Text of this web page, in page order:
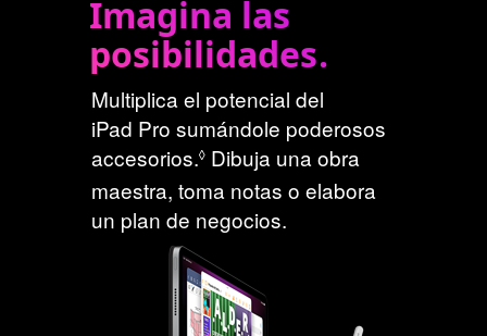
e
g
a
l
e
s
Imagina las
posibilidades.
Multiplica el potencial del
iPad Pro sumándole poderosos
accesorios.◊ C
o
n
s
u
l
t
Dibuja una obra
maestra, toma notas o elabora
un plan de negocios.